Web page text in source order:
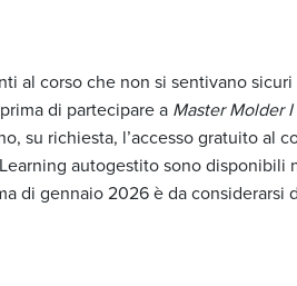
al corso che non si sentivano
di partecipare a Master Molder I
su richiesta, l’accesso gratuito al
autogestito sono disponibili
di gennaio 2026 è da considerarsi